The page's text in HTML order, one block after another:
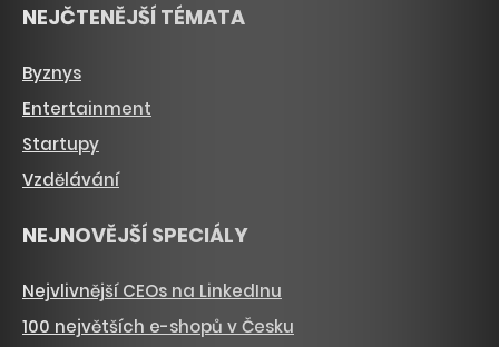
NEJČTENĚJŠÍ TÉMATA
Byznys
Entertainment
Startupy
Vzdělávání
NEJNOVĚJŠÍ SPECIÁLY
Nejvlivnější CEOs na LinkedInu
100 největších e-shopů v Česku